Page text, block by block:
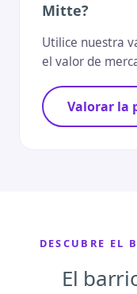
Mitte?
Utilice nuestra
el valor de
Valorar la
DESCUBRE EL
El